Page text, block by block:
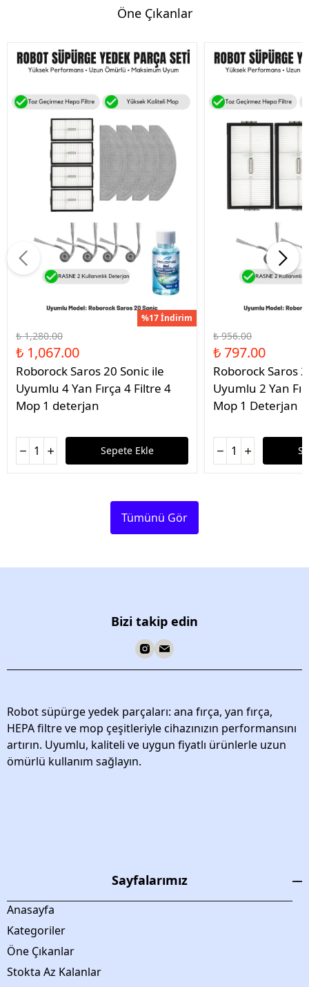
Öne Çıkanlar
%17 İndirim
₺ 1,280.00
₺ 1,067.00
Roborock Saros 20 Sonic ile
Uyumlu 4 Yan Fırça 4 Filtre 4
Mop 1 deterjan
Sepete Ekle
₺ 956.00
₺ 797.00
Roborock Saros
Uyumlu 2 Yan
Mop 1 Deterjan
Tümünü Gör
Bizi takip edin
Robot süpürge yedek parçaları: ana fırça, yan fırça,
HEPA filtre ve mop çeşitleriyle cihazınızın performansını
artırın. Uyumlu, kaliteli ve uygun fiyatlı ürünlerle uzun
ömürlü kullanım sağlayın.
Sayfalarımız
Anasayfa
Kategoriler
Öne Çıkanlar
Stokta Az Kalanlar